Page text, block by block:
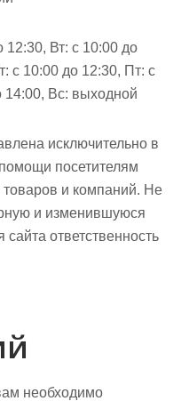
Вт: с 10:00 до
с 10:00 до 12:30, Пт: с
14:00, Вс: выходной
исключительно в
посетителям
и компаний. Не
и изменившуюся
ответственность
необходимо